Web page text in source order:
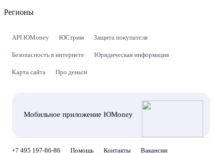
Регионы
API ЮMoney ЮСтрим Защита покупателя
Безопасность в интернете Юридическая информация
Карта сайта Про деньги
Мобильное приложение ЮMoney
+7 495 197-86-86 Помощь Контакты Вакансии